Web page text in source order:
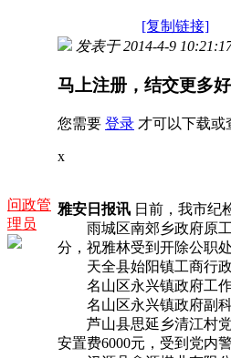
[复制链接]
问政管
理员
发表于 2014-4-9
马上注册，结交更多
您需要 登录 才可以下载或
x
雅安日报讯 日前，我市纪
雨城区南郊乡政府原工
分，祝雅林受到开除公职
天全县始阳镇工商行政
名山区永兴镇政府工作
名山区永兴镇政府副科
芦山县思延乡清江村党
安置费6000元，受到党内